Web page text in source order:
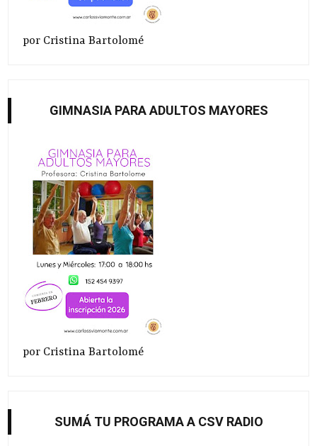
por Cristina Bartolomé
GIMNASIA PARA ADULTOS MAYORES
por Cristina Bartolomé
SUMÁ TU PROGRAMA A CSV RADIO